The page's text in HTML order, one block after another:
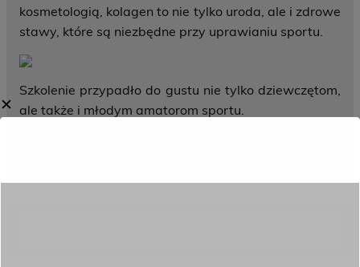
kosmetologią, kolagen to nie tylko uroda, ale i zdrowe
stawy, które są niezbędne przy uprawianiu sportu.
Szkolenie przypadło do gustu nie tylko dziewczętom,
ale także i młodym amatorom sportu.
✕